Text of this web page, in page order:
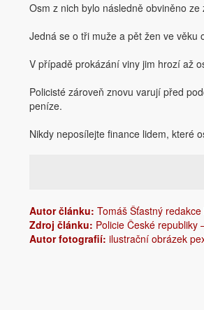
Osm z nich bylo následně obviněno
Jedná se o tři muže a pět žen ve věku
V případě prokázání viny jim hrozí až
Policisté zároveň znovu varují před
peníze.
Nikdy neposílejte finance lidem, které
Autor článku: Tomáš Šťastný
Zdroj článku: Policie České republiky
Autor fotografií: ilustrační obrázek